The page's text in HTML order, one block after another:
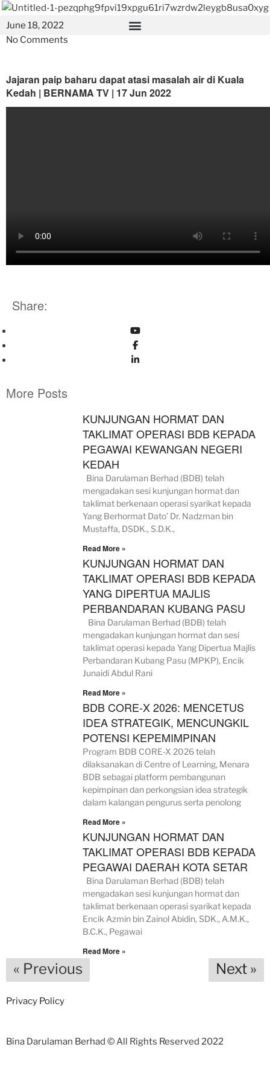
June 18, 2022
No Comments
Jajaran paip baharu dapat atasi masalah air di Kuala
Kedah | BERNAMA TV | 17 Jun 2022
Share:
More Posts
KUNJUNGAN HORMAT DAN
TAKLIMAT OPERASI BDB KEPADA
PEGAWAI KEWANGAN NEGERI
KEDAH
Bina Darulaman Berhad (BDB) telah
mengadakan sesi kunjungan hormat dan
taklimat berkenaan operasi syarikat kepada
Yang Berhormat Dato’ Dr. Nadzman bin
Mustaffa, DSDK., S.D.K.,
Read More »
KUNJUNGAN HORMAT DAN
TAKLIMAT OPERASI BDB KEPADA
YANG DIPERTUA MAJLIS
PERBANDARAN KUBANG PASU
Bina Darulaman Berhad (BDB) telah
mengadakan kunjungan hormat dan sesi
taklimat operasi kepada Yang Dipertua Majlis
Perbandaran Kubang Pasu (MPKP), Encik
Junaidi Abdul Rani
Read More »
BDB CORE-X 2026: MENCETUS
IDEA STRATEGIK, MENCUNGKIL
POTENSI KEPEMIMPINAN
Program BDB CORE-X 2026 telah
dilaksanakan di Centre of Learning, Menara
BDB sebagai platform pembangunan
kepimpinan dan perkongsian idea strategik
dalam kalangan pengurus serta penolong
Read More »
KUNJUNGAN HORMAT DAN
TAKLIMAT OPERASI BDB KEPADA
PEGAWAI DAERAH KOTA SETAR
Bina Darulaman Berhad (BDB) telah
mengadakan sesi kunjungan hormat dan
taklimat berkenaan operasi syarikat kepada
Encik Azmin bin Zainol Abidin, SDK., A.M.K.,
B.C.K., Pegawai
Read More »
« Previous Next »
Privacy Policy
Bina Darulaman Berhad © All Rights Reserved 2022